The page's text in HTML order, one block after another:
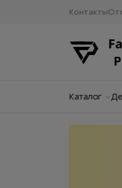
Контакты
Каталог